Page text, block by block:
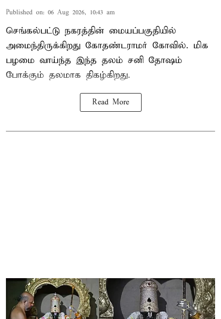
Published on: 06 Aug 2026, 10:43 am
செங்கல்பட்டு நகரத்தின் மையப்பகுதியில்
அமைந்திருக்கிறது கோதண்டராமர் கோவில். மிக
பழமை வாய்ந்த இந்த தலம் சனி தோஷம்
போக்கும் தலமாக திகழ்கிறது.
Read More